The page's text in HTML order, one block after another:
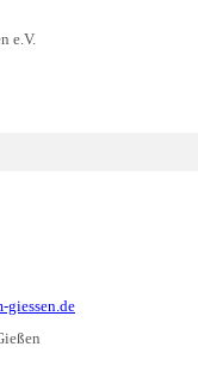
e.V.